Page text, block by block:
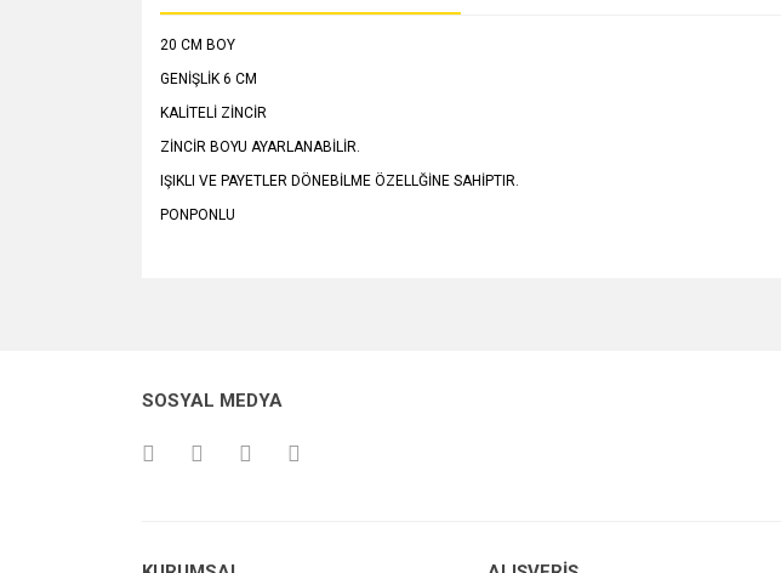
20 CM BOY
GENİŞLİK 6 CM
KALİTELİ ZİNCİR
ZİNCİR BOYU AYARLANABİLİR.
IŞIKLI VE PAYETLER DÖNEBİLME ÖZELLĞİNE SAHİPTIR.
PONPONLU
Ürün açıklamasında eksik bilgiler bulunuyor.
SOSYAL MEDYA